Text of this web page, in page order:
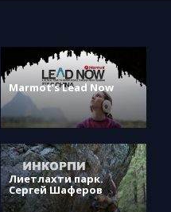
Marmot’s Lead Now
Лиетлахти парк.
Сергей Шаферов